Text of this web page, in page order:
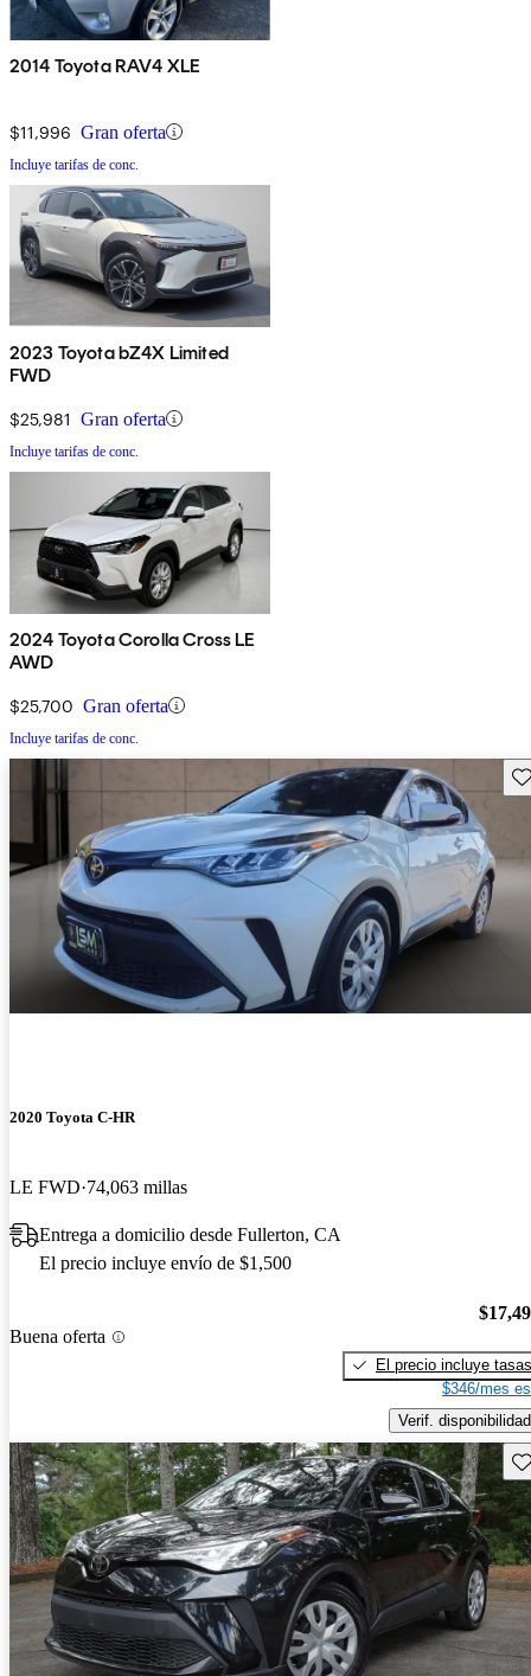
2014 Toyota RAV4 XLE
$11,996 Gran oferta
Incluye tarifas de conc.
2023 Toyota bZ4X Limited
FWD
$25,981 Gran oferta
Incluye tarifas de conc.
2024 Toyota Corolla Cross LE
AWD
$25,700 Gran oferta
Incluye tarifas de conc.
2020 Toyota C-HR
LE FWD 74,063 millas
Entrega a domicilio desde Fullerton, CA
El precio incluye envío de $1,500
Buena oferta
El precio incluye tasas
$346/mes
Verif. disponibilidad